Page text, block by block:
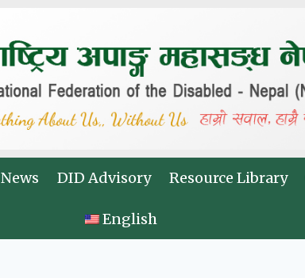
News DID Advisory Resource Library
English